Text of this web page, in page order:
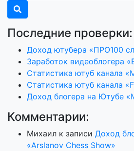
Последние проверки:
Доход ютубера «ПРО100
Заработок видеоблогера
Статистика ютуб канала
Статистика ютуб канала
Доход блогера на Ютубе
Комментарии:
Михаил к записи Доход
«Arslanov Chess Show»